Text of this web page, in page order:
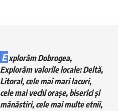
E xplorăm Dobrogea,
Explorăm valorile locale: Deltă,
Litoral, cele mai mari lacuri,
cele mai vechi orașe, biserici și
mănăstiri, cele mai multe etnii,